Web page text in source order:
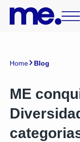
Home Blog
ME